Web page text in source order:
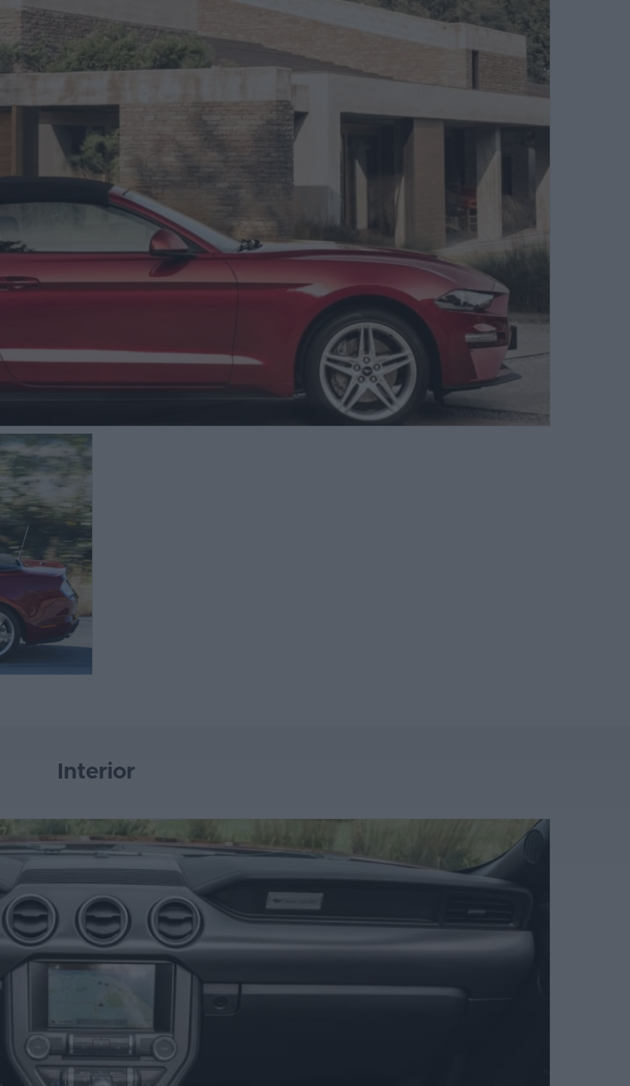
Interior